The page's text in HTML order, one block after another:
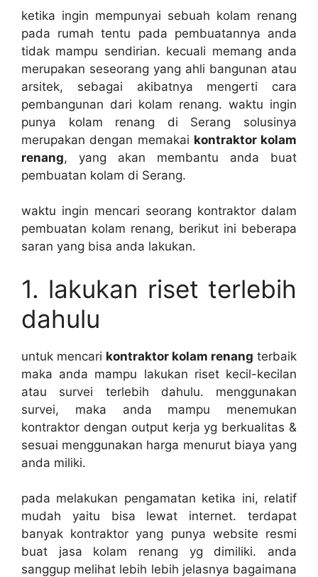
ketika ingin mempunyai sebuah kolam renang
pada rumah tentu pada pembuatannya anda
tidak mampu sendirian. kecuali memang anda
merupakan seseorang yang ahli bangunan atau
arsitek, sebagai akibatnya mengerti cara
pembangunan dari kolam renang. waktu ingin
punya kolam renang di Serang solusinya
merupakan dengan memakai kontraktor kolam
renang, yang akan membantu anda buat
pembuatan kolam di Serang.
waktu ingin mencari seorang kontraktor dalam
pembuatan kolam renang, berikut ini beberapa
saran yang bisa anda lakukan.
1. lakukan riset terlebih
dahulu
untuk mencari kontraktor kolam renang terbaik
maka anda mampu lakukan riset kecil-kecilan
atau survei terlebih dahulu. menggunakan
survei, maka anda mampu menemukan
kontraktor dengan output kerja yg berkualitas &
sesuai menggunakan harga menurut biaya yang
anda miliki.
pada melakukan pengamatan ketika ini, relatif
mudah yaitu bisa lewat internet. terdapat
banyak kontraktor yang punya website resmi
buat jasa kolam renang yg dimiliki. anda
sanggup melihat lebih lebih jelasnya bagaimana